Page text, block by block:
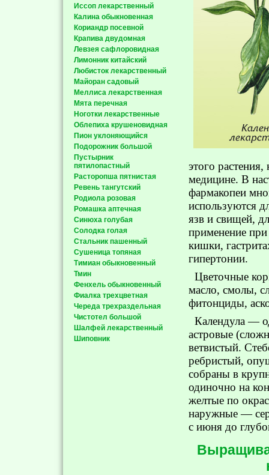
Иссоп лекарственный
Калина обыкновенная
Кориандр посевной
Крапива двудомная
Левзея сафлоровидная
Лимонник китайский
Любисток лекарственный
Майоран садовый
Меллиса лекарственная
Мята перечная
Ноготки лекарственные
Облепиха крушеновидная
Пион уклоняющийся
Подорожник большой
Пустырник
пятилопастный
Расторопша пятнистая
Ревень тангутский
Родиола розовая
Ромашка аптечная
Синюха голубая
Солодка голая
Стальник пашенный
Сушеница топяная
Тимиан обыкновенный
Тмин
Фенхель обыкновенный
Фиалка трехцветная
Череда трехраздельная
Чистотел большой
Шалфей лекарственный
Шиповник
этого
медицине. В
фармакопеи
используются
язв и свищей,
применение при
кишки,
гипертонии.
Цветочные
масло, смолы,
фитонциды,
Календула —
астровые
ветвистый.
ребристый,
собраны в
одиночно на
желтые по
наружные —
с июня до